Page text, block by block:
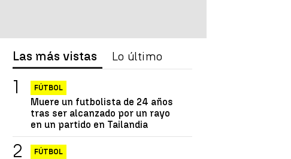
Las más vistas Lo último
FÚTBOL
Muere un futbolista de 24 años
tras ser alcanzado por un rayo
en un partido en Tailandia
FÚTBOL